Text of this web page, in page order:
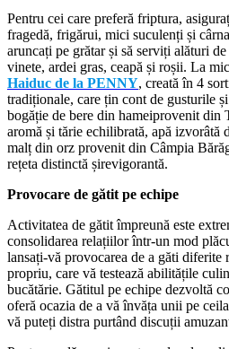
Pentru cei care preferă friptura,
fragedă, frigărui, mici suculenți și
aruncați pe grătar și să serviți alături
vinete, ardei gras, ceapă și roșii. La
Haiduc de la PENNY, creată în 4
tradiționale, care țin cont de gusturile
bogăție de bere din hameiprovenit din
aromă și tărie echilibrată, apă
malț din orz provenit din Câmpia
rețeta distinctă șirevigorantă.
Provocare de gătit pe echipe
Activitatea de gătit împreună este
consolidarea relațiilor într-un mod
lansați-vă provocarea de a găti diferite
propriu, care vă testează abilitățile
bucătărie. Gătitul pe echipe dezvoltă
oferă ocazia de a vă învăța unii pe
vă puteți distra purtând discuții